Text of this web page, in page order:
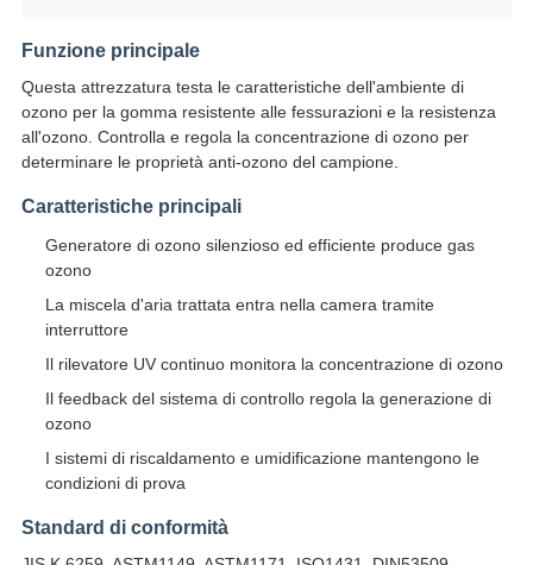
Funzione principale
Questa attrezzatura testa le caratteristiche dell'ambiente di
ozono per la gomma resistente alle fessurazioni e la resistenza
all'ozono. Controlla e regola la concentrazione di ozono per
determinare le proprietà anti-ozono del campione.
Caratteristiche principali
Generatore di ozono silenzioso ed efficiente produce gas
ozono
La miscela d'aria trattata entra nella camera tramite
interruttore
Il rilevatore UV continuo monitora la concentrazione di ozono
Il feedback del sistema di controllo regola la generazione di
ozono
I sistemi di riscaldamento e umidificazione mantengono le
condizioni di prova
Standard di conformità